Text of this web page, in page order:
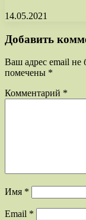
14.05.2021
Добавить
Ваш адрес email не
помечены *
Комментарий *
Имя *
Email *